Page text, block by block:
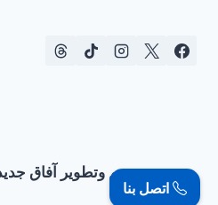
تصميم وتطوير آفاق
اتصل بنا